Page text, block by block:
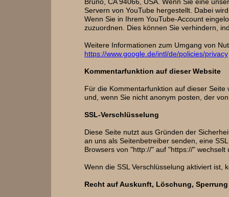
Servern von YouTube hergestellt. Dabei
Wenn Sie in Ihrem YouTube-Account
zuzuordnen. Dies können Sie verhindern,
Weitere Informationen zum Umgang von
https://www.google.de/intl/de/policies/privacy
Kommentarfunktion auf dieser Website
Für die Kommentarfunktion auf dieser
und, wenn Sie nicht anonym posten, der
SSL-Verschlüsselung
Diese Seite nutzt aus Gründen der
an uns als Seitenbetreiber senden, eine
Browsers von "http://" auf "https://"
Wenn die SSL Verschlüsselung aktiviert ist,
Recht auf Auskunft, Löschung, Sperrung